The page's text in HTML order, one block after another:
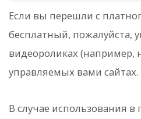
Если вы перешли с
бесплатный, пожалуйста,
видеороликах (например,
управляемых вами сайтах.
В случае использования в